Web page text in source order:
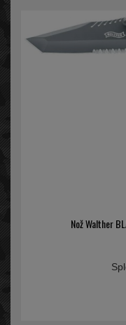
Nož Walther